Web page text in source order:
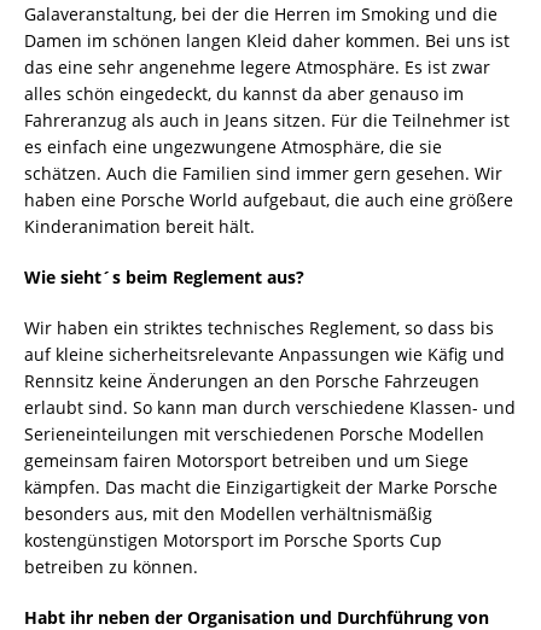
Galaveranstaltung, bei der die Herren im Smoking und die
Damen im schönen langen Kleid daher kommen. Bei uns ist
das eine sehr angenehme legere Atmosphäre. Es ist zwar
alles schön eingedeckt, du kannst da aber genauso im
Fahreranzug als auch in Jeans sitzen. Für die Teilnehmer ist
es einfach eine ungezwungene Atmosphäre, die sie
schätzen. Auch die Familien sind immer gern gesehen. Wir
haben eine Porsche World aufgebaut, die auch eine größere
Kinderanimation bereit hält.
Wie sieht´s beim Reglement aus?
Wir haben ein striktes technisches Reglement, so dass bis
auf kleine sicherheitsrelevante Anpassungen wie Käfig und
Rennsitz keine Änderungen an den Porsche Fahrzeugen
erlaubt sind. So kann man durch verschiedene Klassen- und
Serieneinteilungen mit verschiedenen Porsche Modellen
gemeinsam fairen Motorsport betreiben und um Siege
kämpfen. Das macht die Einzigartigkeit der Marke Porsche
besonders aus, mit den Modellen verhältnismäßig
kostengünstigen Motorsport im Porsche Sports Cup
betreiben zu können.
Habt ihr neben der Organisation und Durchführung von